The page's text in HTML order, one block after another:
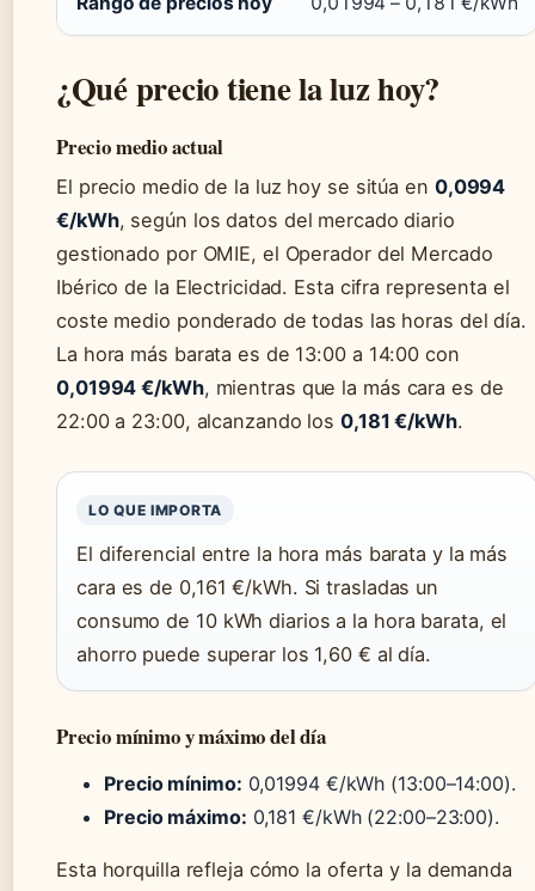
¿Qué precio tiene la luz hoy?
Precio medio actual
El precio medio de la luz hoy se sitúa en 0,0994
€/kWh, según los datos del mercado diario
gestionado por OMIE, el Operador del Mercado
Ibérico de la Electricidad. Esta cifra representa el
coste medio ponderado de todas las horas del día.
La hora más barata es de 13:00 a 14:00 con
0,01994 €/kWh, mientras que la más cara es de
22:00 a 23:00, alcanzando los 0,181 €/kWh.
LO QUE IMPORTA
El diferencial entre la hora más barata y la más
cara es de 0,161 €/kWh. Si trasladas un
consumo de 10 kWh diarios a la hora barata, el
ahorro puede superar los 1,60 € al día.
Precio mínimo y máximo del día
Precio mínimo: 0,01994 €/kWh (13:00–14:00).
Precio máximo: 0,181 €/kWh (22:00–23:00).
Esta horquilla refleja cómo la oferta y la demanda